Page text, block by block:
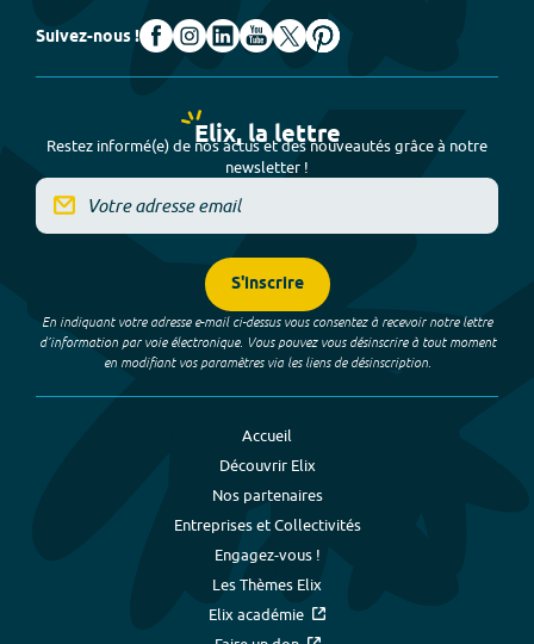
Suivez-nous !
Elix, la lettre
Restez informé(e) de nos actus et des nouveautés grâce à notre
newsletter !
S'inscrire
En indiquant votre adresse e-mail ci-dessus vous consentez à recevoir notre lettre
d’information par voie électronique. Vous pouvez vous désinscrire à tout moment
en modifiant vos paramètres via les liens de désinscription.
Accueil
Découvrir Elix
Nos partenaires
Entreprises et Collectivités
Engagez-vous !
Les Thèmes Elix
Elix académie